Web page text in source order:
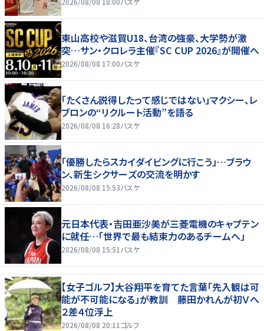
東山高校や滋賀U18、台湾の強豪、大学勢が激
突…サン・クロレラ主催『SC CUP 2026』が開催へ
2026/08/08 17:00バスケ
「たくさん説得したって感じではない」マクシー、レ
ブロンの“リクルート活動”を語る
2026/08/08 16:28バスケ
「優勝したらスカイダイビングに行こう」…ブラウ
ン、新生シクサーズの交流を明かす
2026/08/08 15:53バスケ
元日本代表・吉田亜沙美が三菱電機のキャプテン
に就任…「世界で最も結束力のあるチームへ」
2026/08/08 15:51 バスケ
【女子ゴルフ】大谷翔平を育てた言葉「先入観は可
能が不可能になる」が教訓 藤田かれんが初Ｖへ
２差４位浮上
2026/08/08 20:11 ゴルフ